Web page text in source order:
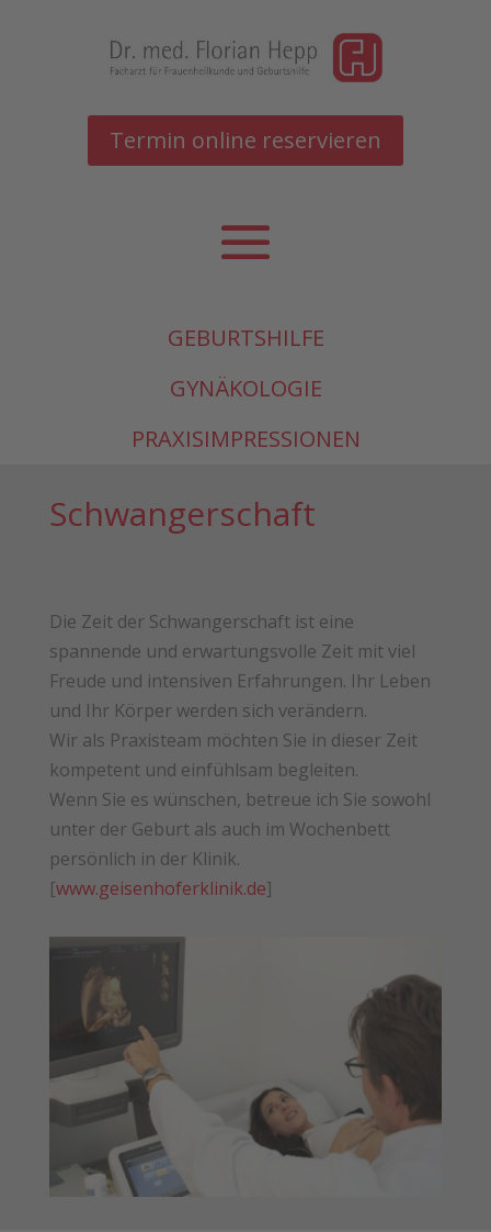
Termin online reservieren
GEBURTSHILFE
GYNÄKOLOGIE
PRAXISIMPRESSIONEN
Schwangerschaft
Die Zeit der Schwangerschaft ist eine
spannende und erwartungsvolle Zeit mit viel
Freude und intensiven Erfahrungen. Ihr Leben
und Ihr Körper werden sich verändern.
Wir als Praxisteam möchten Sie in dieser Zeit
kompetent und einfühlsam begleiten.
Wenn Sie es wünschen, betreue ich Sie sowohl
unter der Geburt als auch im Wochenbett
persönlich in der Klinik.
[www.geisenhoferklinik.de]